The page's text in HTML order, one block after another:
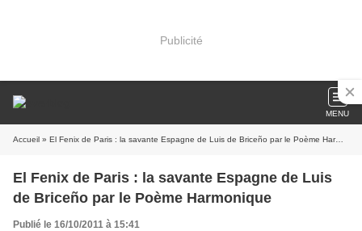
Publicité
MENU
Accueil » El Fenix de Paris : la savante Espagne de Luis de Briceño par le Poème Harmonique
El Fenix de Paris : la savante Espagne de Luis
de Briceño par le Poème Harmonique
Publié le 16/10/2011 à 15:41